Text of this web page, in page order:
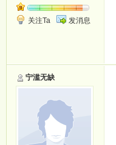
关注Ta 发消息
宁滥无缺